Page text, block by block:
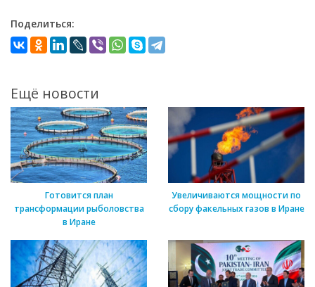
Поделиться:
Ещё новости
Готовится план
трансформации рыболовства
в Иране
Увеличиваются мощности по
сбору факельных газов в Иране